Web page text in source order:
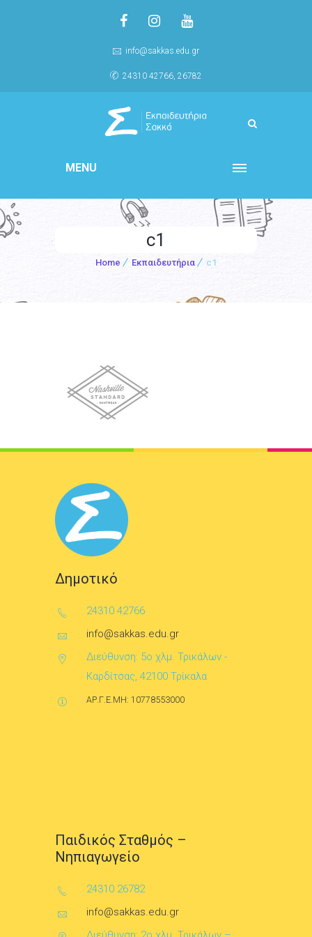
info@sakkas.edu.gr
24310 42766, 26782
MENU
c1
Home Εκπαιδευτήρια c1
Δημοτικό
24310 42766
info@sakkas.edu.gr
Διεύθυνση: 5ο χλμ. Τρικάλων -
Καρδίτσας, 42100 Τρίκαλα
ΑΡ.Γ.Ε.ΜΗ: 10778553000
Παιδικός Σταθμός –
Νηπιαγωγείο
24310 26782
info@sakkas.edu.gr